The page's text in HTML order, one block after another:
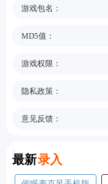
游戏包名：
MD5值：
游戏权限：
隐私政策：
意见反馈：
最新录入
New